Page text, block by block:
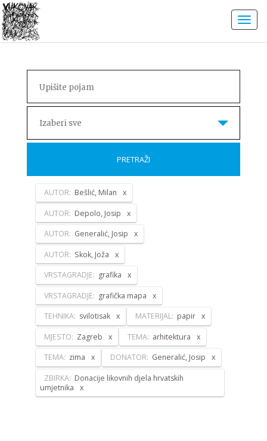
Izaberi sve
PRETRAŽI
AUTOR: Bešlić, Milan
AUTOR: Depolo, Josip
AUTOR: Generalić, Josip
AUTOR: Skok, Joža
VRSTAGRADJE: grafika
VRSTAGRADJE: grafička mapa
TEHNIKA: svilotisak MATERIJAL: papir
MJESTO: Zagreb TEMA: arhitektura
TEMA: zima DONATOR: Generalić, Josip
ZBIRKA: Donacije likovnih djela hrvatskih
umjetnika